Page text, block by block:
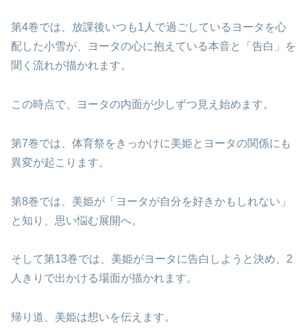
第4巻では、放課後いつも1人で過ごしているヨータを心
配した小雪が、ヨータの心に抱えている本音と「告白」を
聞く流れが描かれます。
この時点で、ヨータの内面が少しずつ見え始めます。
第7巻では、体育祭をきっかけに美姫とヨータの関係にも
異変が起こります。
第8巻では、美姫が「ヨータが自分を好きかもしれない」
と知り、思い悩む展開へ。
そして第13巻では、美姫がヨータに告白しようと決め、2
人きりで出かける場面が描かれます。
帰り道、美姫は想いを伝えます。